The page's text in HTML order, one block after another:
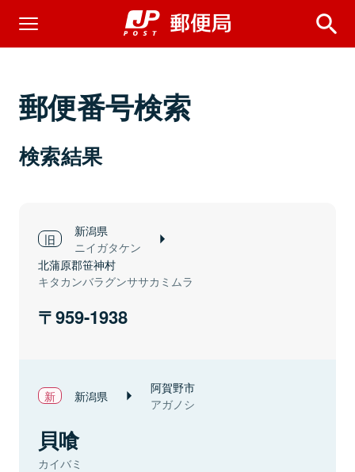
郵便番号検索
検索結果
新潟県
ニイガタケン
北蒲原郡笹神村
キタカンバラグンササカミムラ
959-1938
新潟県 阿賀野市
アガノシ
貝喰
カイバミ